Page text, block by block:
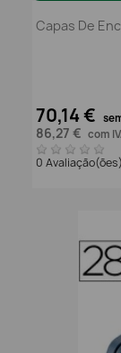
Capas De
70,14 €
86,27 € com
0 Avaliação(ões)